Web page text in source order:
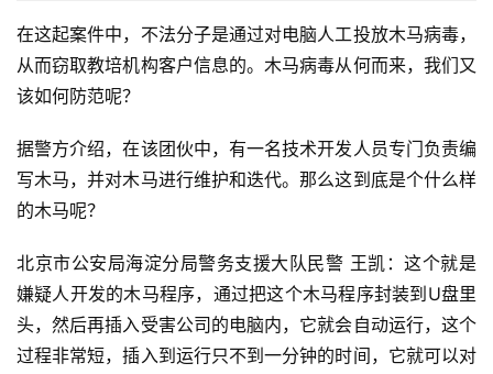
在这起案件中，不法分子是通过对电脑人工投放木马病毒，
从而窃取教培机构客户信息的。木马病毒从何而来，我们又
该如何防范呢？
据警方介绍，在该团伙中，有一名技术开发人员专门负责编
写木马，并对木马进行维护和迭代。那么这到底是个什么样
的木马呢？
北京市公安局海淀分局警务支援大队民警 王凯：这个就是
嫌疑人开发的木马程序，通过把这个木马程序封装到U盘里
头，然后再插入受害公司的电脑内，它就会自动运行，这个
过程非常短，插入到运行只不到一分钟的时间，它就可以对